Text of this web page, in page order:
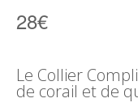
28€
Le Collier
de corail et de